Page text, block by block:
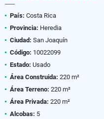
País: Costa Rica
Provincia: Heredia
Ciudad: San Joaquín
Código: 10022099
Estado: Usado
Área Construida: 220 m²
Área Terreno: 220 m²
Área Privada: 220 m²
Alcobas: 5